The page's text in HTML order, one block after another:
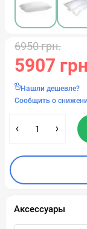
6950 грн.
5907
Нашли дешевле?
Сообщить о
Аксессуары